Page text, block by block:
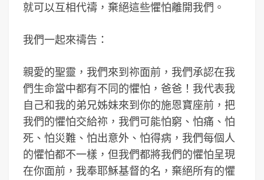
就可以互相代禱，棄絕這些懼怕離開我們。
我們一起來禱告：
親愛的聖靈，我們來到祢面前，我們承認在我
們生命當中都有不同的懼怕，爸爸！我代表我
自己和我的弟兄姊妹來到你的施恩寶座前，把
我們的懼怕交給祢，我們可能怕窮、怕痛、怕
死、怕災難、怕出意外、怕得病，我們每個人
的懼怕都不一樣，但我們都將我們的懼怕呈現
在你面前，我奉耶穌基督的名，棄絕所有的懼